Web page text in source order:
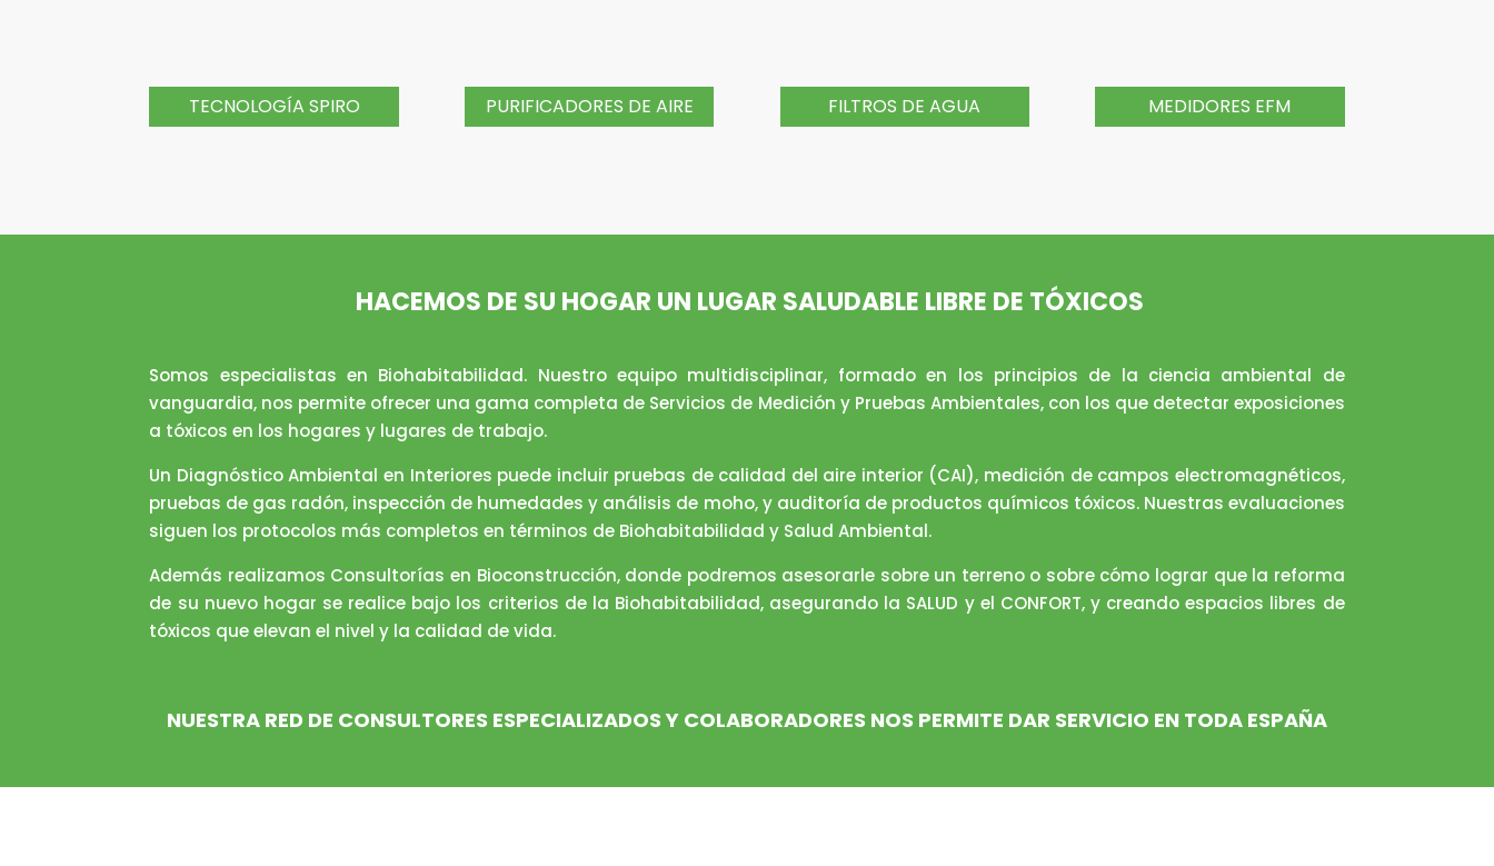
TECNOLOGÍA SPIRO PURIFICADORES DE AIRE FILTROS DE AGUA MEDIDORES EFM
HACEMOS DE SU HOGAR UN LUGAR SALUDABLE LIBRE DE TÓXICOS
Somos especialistas en Biohabitabilidad. Nuestro equipo multidisciplinar, formado en los principios de la ciencia ambiental de
vanguardia, nos permite ofrecer una gama completa de Servicios de Medición y Pruebas Ambientales, con los que detectar exposiciones
a tóxicos en los hogares y lugares de trabajo.
Un Diagnóstico Ambiental en Interiores puede incluir pruebas de calidad del aire interior (CAI), medición de campos electromagnéticos,
pruebas de gas radón, inspección de humedades y análisis de moho, y auditoría de productos químicos tóxicos. Nuestras evaluaciones
siguen los protocolos más completos en términos de Biohabitabilidad y Salud Ambiental.
Además realizamos Consultorías en Bioconstrucción, donde podremos asesorarle sobre un terreno o sobre cómo lograr que la reforma
de su nuevo hogar se realice bajo los criterios de la Biohabitabilidad, asegurando la SALUD y el CONFORT, y creando espacios libres de
tóxicos que elevan el nivel y la calidad de vida.
NUESTRA RED DE CONSULTORES ESPECIALIZADOS Y COLABORADORES NOS PERMITE DAR SERVICIO EN TODA ESPAÑA